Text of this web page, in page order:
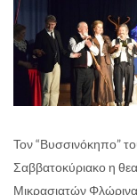
Τον “Βυσσινόκηπο”
Σαββατοκύριακο η
Μικρασιατών